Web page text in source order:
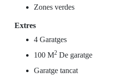
Zones verdes
Extres
4 Garatges
100 M2 De garatge
Garatge tancat